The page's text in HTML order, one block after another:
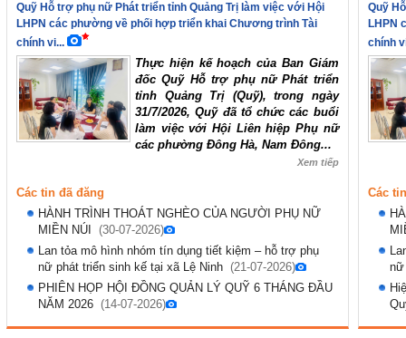
Quỹ Hỗ trợ phụ nữ Phát triển tỉnh Quảng Trị làm việc với Hội
LHPN các phường về phối hợp triển khai Chương trình Tài
chính vi...
Thực hiện kế hoạch của Ban Giám
đốc Quỹ Hỗ trợ phụ nữ Phát triển
tỉnh Quảng Trị (Quỹ), trong ngày
31/7/2026, Quỹ đã tổ chức các buổi
làm việc với Hội Liên hiệp Phụ nữ
các phường Đông Hà, Nam Đông...
Xem tiếp
Các tin đã đăng
HÀNH TRÌNH THOÁT NGHÈO CỦA NGƯỜI PHỤ NỮ
MIỀN NÚI (30-07-2026)
Lan tỏa mô hình nhóm tín dụng tiết kiệm – hỗ trợ phụ
nữ phát triển sinh kế tại xã Lệ Ninh (21-07-2026)
PHIÊN HỌP HỘI ĐỒNG QUẢN LÝ QUỸ 6 THÁNG ĐẦU
NĂM 2026 (14-07-2026)
Quỹ
LHPN
chính
Các
nữ